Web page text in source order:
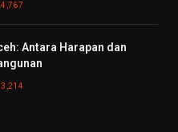
4,767
Antara Harapan dan
3,214